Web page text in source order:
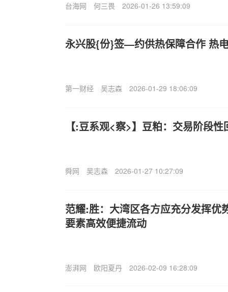
台海网 何三畏 2026-01-26 13:59:09
永兴股{份}签—约供热保障合作 热
第一财经 吴志森 2026-01-29 18:06:09
【:豆系观<察>】豆粕：交易阶段
舜网 吴志森 2026-01-27 10:27:09
范耀:胜：大湾区各方应充分发挥优
要素高效便捷流动
澎湃网 欧阳夏丹 2026-02-09 16:28:09